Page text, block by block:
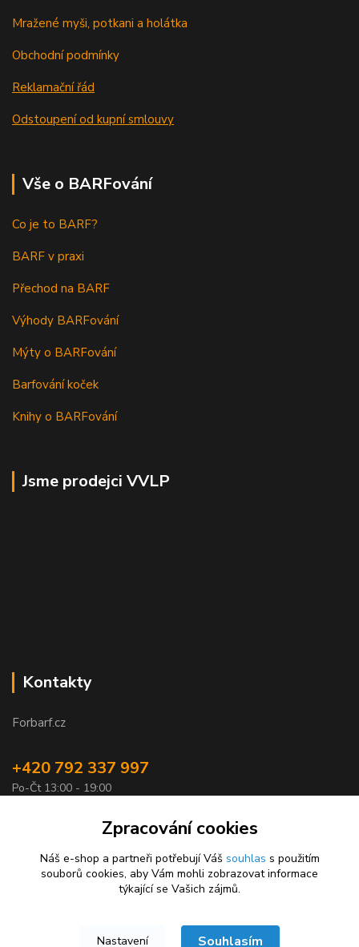
Mražené myši, potkani a holátka
Obchodní podmínky
Reklamační řád
Odstoupení od kupní smlouvy
Vše o BARFování
Co je to BARF?
BARF v praxi
Přechod na BARF
Výhody BARFování
Mýty o BARFování
Barfování koček
Knihy o BARFování
Jsme prodejci VVLP
Kontakty
Forbarf.cz
+420 792 337 997
Po-Čt 13:00 - 19:00
objednavky@forbarf.czZpracování cookies
Náš e-shop a partneři potřebují Váš souhlas s použitím
souborů cookies, aby Vám mohli zobrazovat informace
týkající se Vašich zájmů.
Nastavení Souhlasím